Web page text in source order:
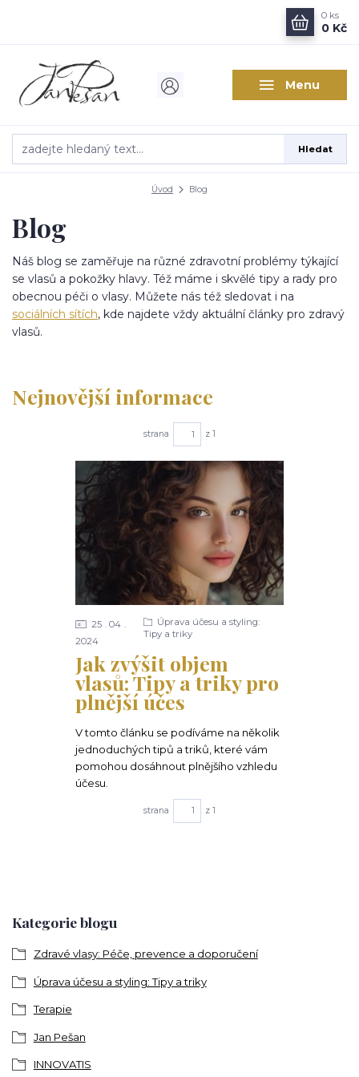
Menu
Hledat
0 ks
0 Kč
Úvod Blog
Kategorie blogu
Zdravé vlasy: Péče, prevence a doporučení
Úprava účesu a styling: Tipy a triky
Terapie
Jan Pešan
INNOVATIS
Blog
Náš blog se zaměřuje na různé zdravotní problémy týkající
se vlasů a pokožky hlavy. Též máme i skvělé tipy a rady pro
obecnou péči o vlasy. Můžete nás též sledovat i na
sociálních sítích, kde najdete vždy aktuální články pro zdravý
vlasů.
Nejnovější informace
strana z 1
Jak zvýšit objem
vlasů: Tipy a triky pro
plnější účes
25
04
2024
Úprava účesu a styling:
Tipy a triky
V tomto článku se podíváme na několik
jednoduchých tipů a triků, které vám
pomohou dosáhnout plnějšího vzhledu
účesu.
strana z 1